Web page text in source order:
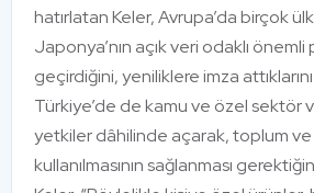
hatırlatan Keler, Avrupa’da birçok
Japonya’nın açık veri odaklı
geçirdiğini, yeniliklere imza attıklarını
Türkiye’de de kamu ve özel sektör
yetkiler dâhilinde açarak, toplum ve
kullanılmasının sağlanması